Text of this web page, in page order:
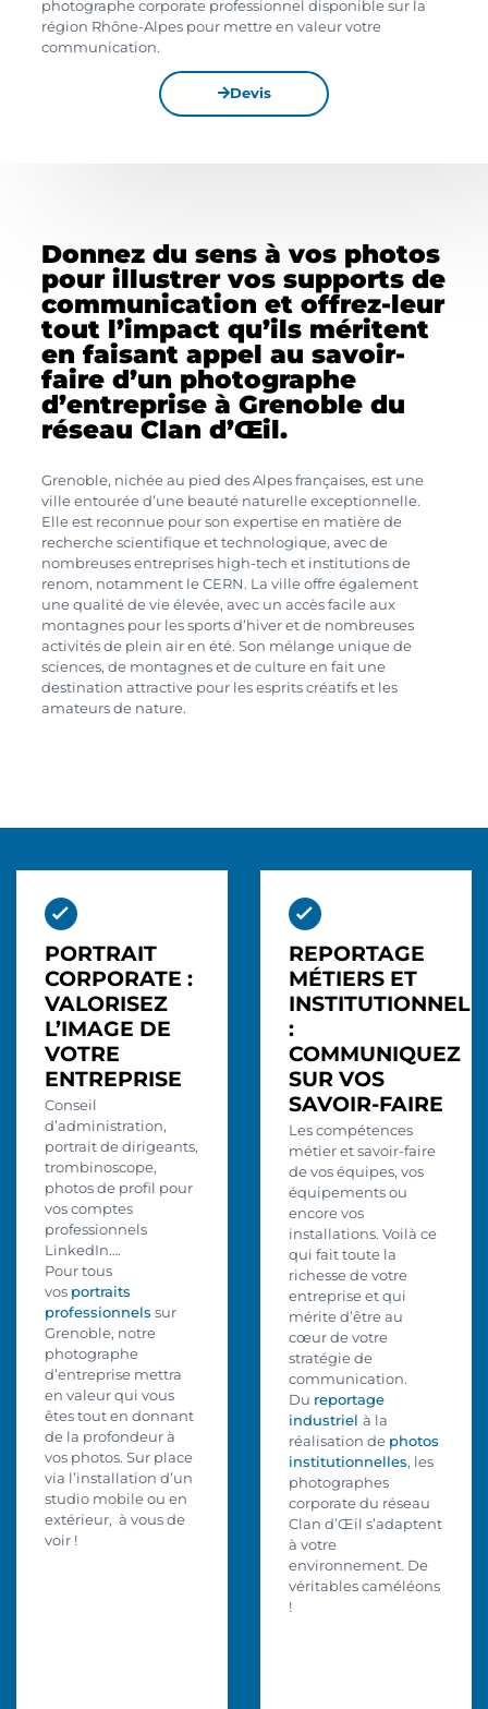
photographe corporate professionnel disponible sur la
région Rhône-Alpes pour mettre en valeur votre
communication.
Devis
Donnez du sens à vos photos
pour illustrer vos supports de
communication et offrez-leur
tout l’impact qu’ils méritent
en faisant appel au savoir-
faire d’un photographe
d’entreprise à Grenoble du
réseau Clan d’Œil.
Grenoble, nichée au pied des Alpes françaises, est une
ville entourée d’une beauté naturelle exceptionnelle.
Elle est reconnue pour son expertise en matière de
recherche scientifique et technologique, avec de
nombreuses entreprises high-tech et institutions de
renom, notamment le CERN. La ville offre également
une qualité de vie élevée, avec un accès facile aux
montagnes pour les sports d’hiver et de nombreuses
activités de plein air en été. Son mélange unique de
sciences, de montagnes et de culture en fait une
destination attractive pour les esprits créatifs et les
amateurs de nature.
PORTRAIT
CORPORATE :
VALORISEZ
L’IMAGE DE
VOTRE
ENTREPRISE
Conseil
d’administration,
portrait de dirigeants,
trombinoscope,
photos de profil pour
vos comptes
professionnels
LinkedIn….
Pour tous
vos portraits
professionnels sur
Grenoble, notre
photographe
d’entreprise mettra
en valeur qui vous
êtes tout en donnant
de la profondeur à
vos photos. Sur place
via l’installation d’un
studio mobile ou en
extérieur, à vous de
voir !
REPORTAGE
MÉTIERS ET
INSTITUTIONNEL
:
COMMUNIQUEZ
SUR VOS
SAVOIR-FAIRE
Les compétences
métier et savoir-faire
de vos équipes, vos
équipements ou
encore vos
installations. Voilà ce
qui fait toute la
richesse de votre
entreprise et qui
mérite d’être au
cœur de votre
stratégie de
communication.
Du reportage
industriel à la
réalisation de photos
institutionnelles, les
photographes
corporate du réseau
Clan d’Œil s’adaptent
à votre
environnement. De
véritables caméléons
!